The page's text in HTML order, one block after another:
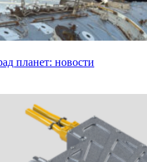
планет: новости